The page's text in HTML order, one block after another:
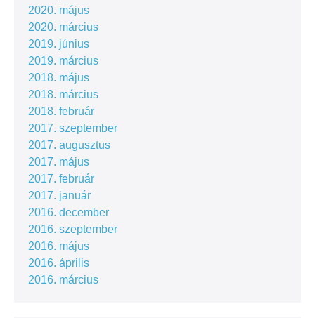
2020. május
2020. március
2019. június
2019. március
2018. május
2018. március
2018. február
2017. szeptember
2017. augusztus
2017. május
2017. február
2017. január
2016. december
2016. szeptember
2016. május
2016. április
2016. március